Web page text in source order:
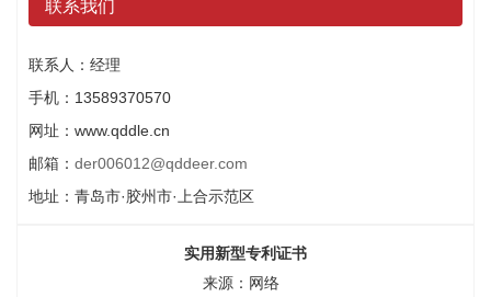
联系我们
联系人：经理
手机：13589370570
网址：www.qddle.cn
邮箱： der006012@qddeer.com
地址：青岛市·胶州市·上合示范区
实用新型专利证书
来源：网络